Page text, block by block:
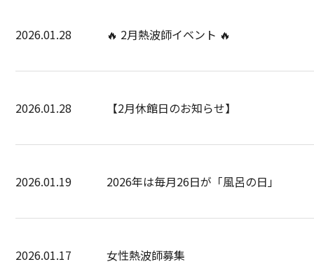
2026.01.28 🔥 2月熱波師イベント 🔥
2026.01.28 【2月休館日のお知らせ】
2026.01.19 2026年は毎月26日が「風呂の日」
2026.01.17 女性熱波師募集